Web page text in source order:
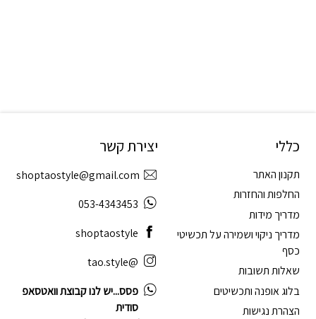
כללי
תקנון האתר
החלפות והחזרות
מדריך מידות
מדריך ניקוי ושמירה על תכשיטי
כסף
שאלות תשובות
בלוג אופנה ותכשיטים
הצהרת נגישות
יצירת קשר
shoptaostyle@gmail.com
053-4343453
shoptaostyle
@tao.style
פסס...יש לנו קבוצת וואטסאפ
סודית